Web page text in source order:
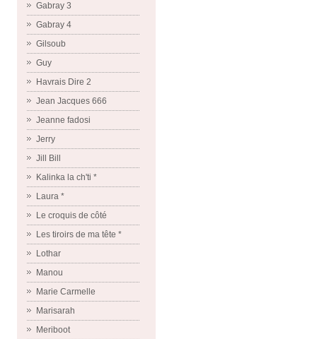
Gabray 3
Gabray 4
Gilsoub
Guy
Havrais Dire 2
Jean Jacques 666
Jeanne fadosi
Jerry
Jill Bill
Kalinka la ch'ti *
Laura *
Le croquis de côté
Les tiroirs de ma tête *
Lothar
Manou
Marie Carmelle
Marisarah
Meriboot